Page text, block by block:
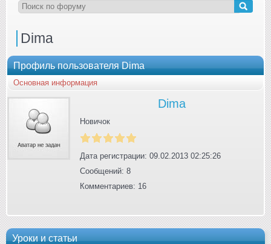
Уроки и статьи
Dima
Профиль пользователя Dima
Основная информация
Dima
Новичок
Дата регистрации: 09.02.2013 02:25:26
Сообщений: 8
Комментариев: 16